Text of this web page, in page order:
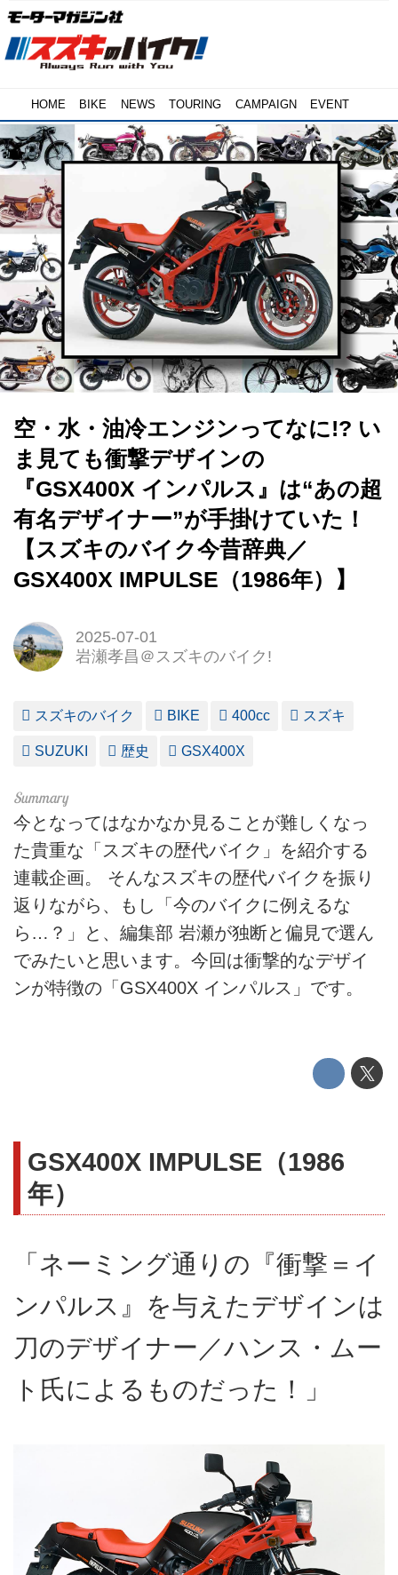
HOME BIKE NEWS TOURING CAMPAIGN EVENT
空・水・油冷エンジンってなに!? い
ま見ても衝撃デザインの
『GSX400X インパルス』は“あの超
有名デザイナー”が手掛けていた！
【スズキのバイク今昔辞典／
GSX400X IMPULSE（1986年）】
2025-07-01
岩瀬孝昌＠スズキのバイク!
スズキのバイク BIKE 400cc スズキ
SUZUKI 歴史 GSX400X
今となってはなかなか見ることが難しくなっ
た貴重な「スズキの歴代バイク」を紹介する
連載企画。 そんなスズキの歴代バイクを振り
返りながら、もし「今のバイクに例えるな
ら…？」と、編集部 岩瀬が独断と偏見で選ん
でみたいと思います。今回は衝撃的なデザイ
ンが特徴の「GSX400X インパルス」です。
GSX400X IMPULSE（1986
年）
「ネーミング通りの『衝撃＝イ
ンパルス』を与えたデザインは
刀のデザイナー／ハンス・ムー
ト氏によるものだった！」